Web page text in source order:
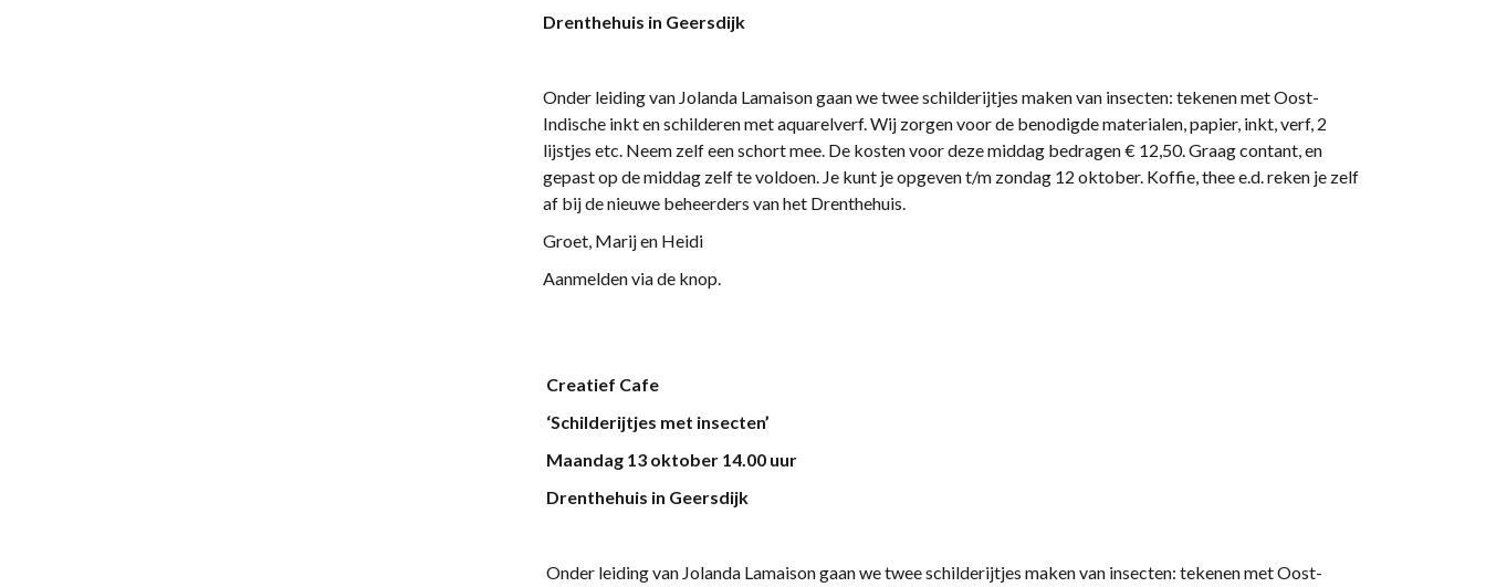
Drenthehuis in Geersdijk
Onder leiding van Jolanda Lamaison gaan we twee schilderijtjes maken van insecten: tekenen met Oost-
Indische inkt en schilderen met aquarelverf. Wij zorgen voor de benodigde materialen, papier, inkt, verf, 2
lijstjes etc. Neem zelf een schort mee. De kosten voor deze middag bedragen € 12,50. Graag contant, en
gepast op de middag zelf te voldoen. Je kunt je opgeven t/m zondag 12 oktober. Koffie, thee e.d. reken je zelf
af bij de nieuwe beheerders van het Drenthehuis.
Groet, Marij en Heidi
Aanmelden via de knop.
Creatief Cafe
‘Schilderijtjes met insecten’
Maandag 13 oktober 14.00 uur
Drenthehuis in Geersdijk
Onder leiding van Jolanda Lamaison gaan we twee schilderijtjes maken van insecten: tekenen met Oost-